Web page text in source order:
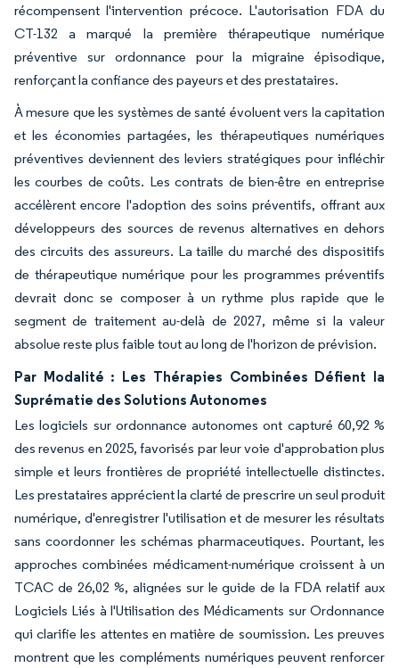
récompensent l'intervention précoce. L'autorisation FDA du
CT-132 a marqué la première thérapeutique numérique
préventive sur ordonnance pour la migraine épisodique,
renforçant la confiance des payeurs et des prestataires.
À mesure que les systèmes de santé évoluent vers la capitation
et les économies partagées, les thérapeutiques numériques
préventives deviennent des leviers stratégiques pour infléchir
les courbes de coûts. Les contrats de bien-être en entreprise
accélèrent encore l'adoption des soins préventifs, offrant aux
développeurs des sources de revenus alternatives en dehors
des circuits des assureurs. La taille du marché des dispositifs
de thérapeutique numérique pour les programmes préventifs
devrait donc se composer à un rythme plus rapide que le
segment de traitement au-delà de 2027, même si la valeur
absolue reste plus faible tout au long de l'horizon de prévision.
Par Modalité : Les Thérapies Combinées Défient la
Suprématie des Solutions Autonomes
Les logiciels sur ordonnance autonomes ont capturé 60,92 %
des revenus en 2025, favorisés par leur voie d'approbation plus
simple et leurs frontières de propriété intellectuelle distinctes.
Les prestataires apprécient la clarté de prescrire un seul produit
numérique, d'enregistrer l'utilisation et de mesurer les résultats
sans coordonner les schémas pharmaceutiques. Pourtant, les
approches combinées médicament-numérique croissent à un
TCAC de 26,02 %, alignées sur le guide de la FDA relatif aux
Logiciels Liés à l'Utilisation des Médicaments sur Ordonnance
qui clarifie les attentes en matière de soumission. Les preuves
montrent que les compléments numériques peuvent renforcer